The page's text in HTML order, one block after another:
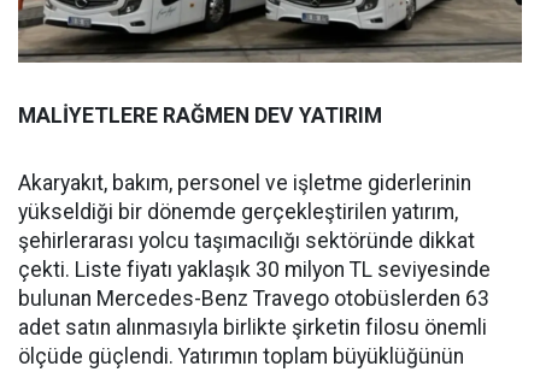
MALİYETLERE RAĞMEN DEV YATIRIM
Akaryakıt, bakım, personel ve işletme giderlerinin
yükseldiği bir dönemde gerçekleştirilen yatırım,
şehirlerarası yolcu taşımacılığı sektöründe dikkat
çekti. Liste fiyatı yaklaşık 30 milyon TL seviyesinde
bulunan Mercedes-Benz Travego otobüslerden 63
adet satın alınmasıyla birlikte şirketin filosu önemli
ölçüde güçlendi. Yatırımın toplam büyüklüğünün